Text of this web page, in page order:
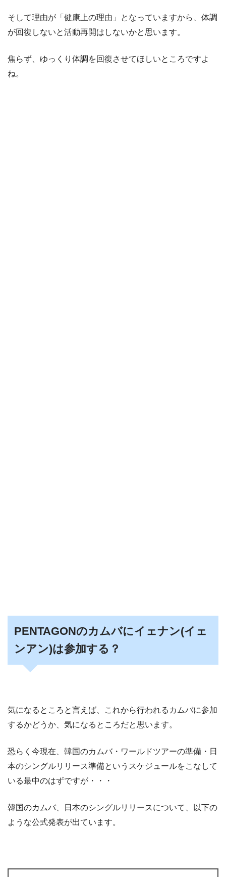
そして理由が「健康上の理由」となっていますから、体調
が回復しないと活動再開はしないかと思います。
焦らず、ゆっくり体調を回復させてほしいところですよ
ね。
PENTAGONのカムバにイェナン(イェ
ンアン)は参加する？
気になるところと言えば、これから行われるカムバに参加
するかどうか、気になるところだと思います。
恐らく今現在、韓国のカムバ・ワールドツアーの準備・日
本のシングルリリース準備というスケジュールをこなして
いる最中のはずですが・・・
韓国のカムバ、日本のシングルリリースについて、以下の
ような公式発表が出ています。